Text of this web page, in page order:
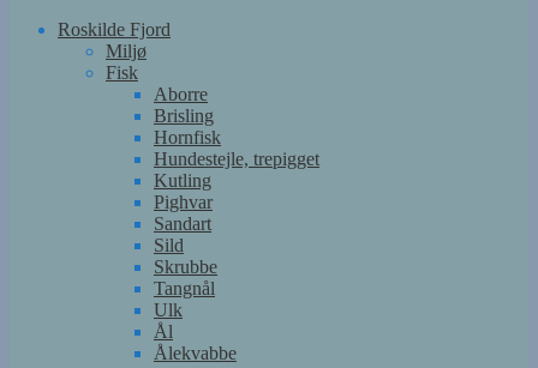
Roskilde Fjord
Miljø
Fisk
Aborre
Brisling
Hornfisk
Hundestejle, trepigget
Kutling
Pighvar
Sandart
Sild
Skrubbe
Tangnål
Ulk
Ål
Ålekvabbe